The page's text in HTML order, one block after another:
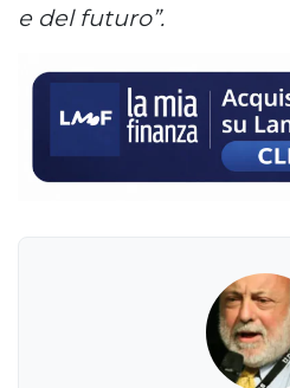
e del futuro”.